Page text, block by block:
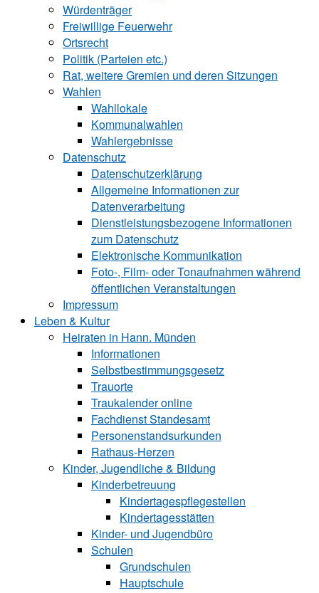
Würdenträger
Freiwillige Feuerwehr
Ortsrecht
Politik (Parteien etc.)
Rat, weitere Gremien und deren Sitzungen
Wahlen
Wahllokale
Kommunalwahlen
Wahlergebnisse
Datenschutz
Datenschutzerklärung
Allgemeine Informationen zur
Datenverarbeitung
Dienstleistungsbezogene Informationen
zum Datenschutz
Elektronische Kommunikation
Foto-, Film- oder Tonaufnahmen während
öffentlichen Veranstaltungen
Impressum
Leben & Kultur
Heiraten in Hann. Münden
Informationen
Selbstbestimmungsgesetz
Trauorte
Traukalender online
Fachdienst Standesamt
Personenstandsurkunden
Rathaus-Herzen
Kinder, Jugendliche & Bildung
Kinderbetreuung
Kindertagespflegestellen
Kindertagesstätten
Kinder- und Ju‍gend‍bü‍ro
Schulen
Grundschulen
Hauptschule